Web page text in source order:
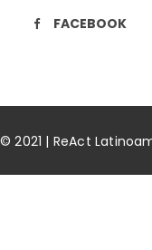
FACEBOOK
© 2021 | ReAct